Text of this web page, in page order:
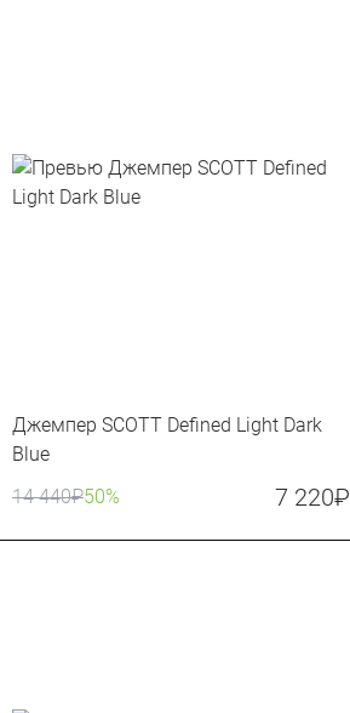
Джемпер SCOTT Defined Light Dark
Blue
14 440₽50% 7 220₽